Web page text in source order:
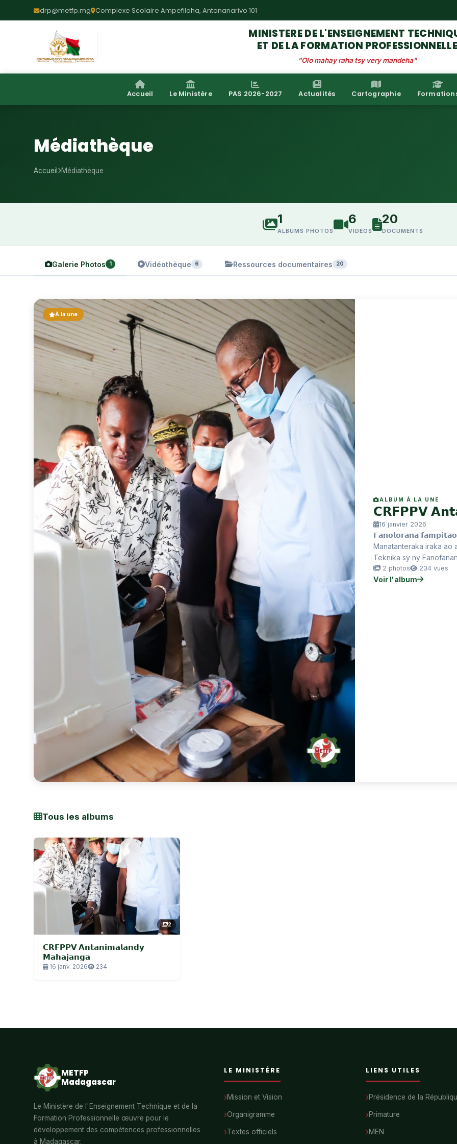
drp@metfp.mg Complexe Scolaire Ampefiloha, Antananarivo 101
MINISTERE DE L'ENSEIGNEMENT
ET DE LA FORMATION PROFESSIONNELLE
"Olo mahay raha tsy very mandeha"
Accueil Le Ministère PAS 2026-2027 Actualités Cartographie
Médiathèque
Accueil Médiathèque
1
ALBUMS PHOTOS
6
VIDÉOS
20
DOCUMENTS
Galerie Photos 1 Vidéothèque 6 Ressources documentaires 20
À la une
ALBUM À LA UNE
𝗖𝗥𝗙𝗣𝗣𝗩
16 janvier 2026
𝗙𝗮𝗻𝗼𝗹𝗼𝗿𝗮𝗻𝗮
Manatanteraka iraka ao
Teknika sy ny
2 photos 234 vues
Voir l'album
Tous les albums
2
𝗖𝗥𝗙𝗣𝗣𝗩 𝗔𝗻𝘁𝗮𝗻𝗶𝗺𝗮𝗹𝗮𝗻𝗱𝘆
𝗠𝗮𝗵𝗮𝗷𝗮𝗻𝗴𝗮
16 janv. 2026 234
METFP
Madagascar
Le Ministère de l'Enseignement Technique et de la
Formation Professionnelle œuvre pour le
développement des compétences professionnelles
à Madagascar.
LE MINISTÈRE
Mission et Vision
Organigramme
Textes officiels
LIENS UTILES
Présidence de la
Primature
MEN